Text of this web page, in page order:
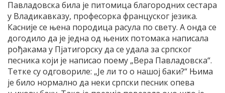
Павладовска била је питомица благородних сестара
у Владикавказу, професорка француског језика.
Касније се њена породица расула по свету. А онда се
догодило да је једна од њених потомака написала
рођакама у Пјатигорску да се удала за српског
песника који је написао поему „Вера Павладовска“.
Тетке су одговориле: „Је ли то о нашој баки?“ Њима
је било нормално да неки српски песник опева